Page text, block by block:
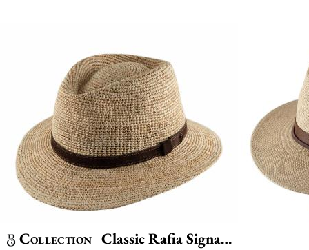
Collection Classic Rafia Signature